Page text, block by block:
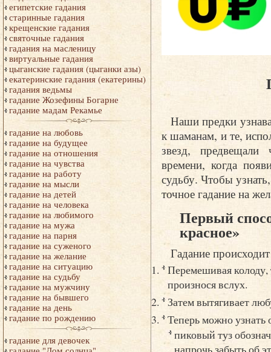
египетские гадания
старинные гадания
крещенские гадания
святочные гадания
гадания на масленицу
виртуальные гадания
цыганские гадания (цыганки азы)
екатеринские гадания (екатерины)
гадания ведьмы
гадание Жозефины Богарне
гадание мадам Рекамье
гадание на любовь
гадание на будущее
гадание на отношения
гадание на чувства
гадание на работу
гадание на мысли
гадание на детей
гадание на человека
гадание на любимого
гадание на мужа
гадание на парня
гадание на суженого
гадание на желание
гадание на ситуацию
гадание на судьбу
гадание на мужчину
гадание на бывшего
гадание на день
гадание по рождению
гадание для девочек
Наши предки
к шаманам, и те,
звезд,
времени, когда
судьбу. Чтобы
точное гадание на
Первый
красное»
Гадание
Перемешивая колоду,
произнося вслух.
Затем вытягивает
Теперь можно узнать
пиковый туз
напрочь забыть об